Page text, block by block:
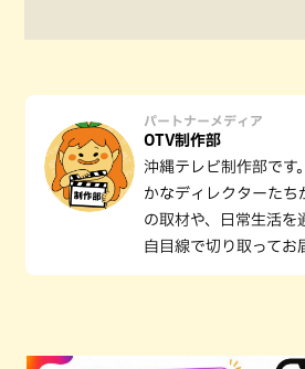
パートナーメディア
OTV制作部
沖縄テレビ制作部です
かなディレクターたち
の取材や、日常生活を
自目線で切り取ってお